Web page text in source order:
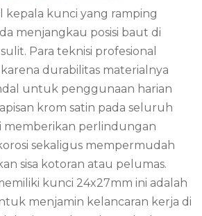
kepala kunci yang ramping
menjangkau posisi baut di
Para teknisi profesional
durabilitas materialnya
untuk penggunaan harian
krom satin pada seluruh
memberikan perlindungan
sekaligus mempermudah
sisa kotoran atau pelumas.
kunci 24x27mm ini adalah
menjamin kelancaran kerja di